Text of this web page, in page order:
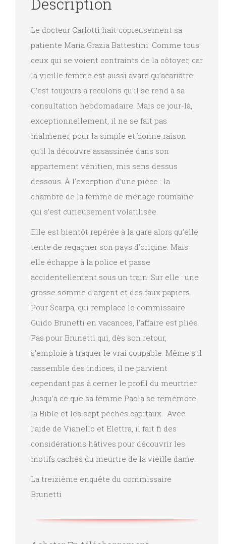
Le docteur Carlotti hait copieusement sa
patiente Maria Grazia Battestini. Comme tous
ceux qui se voient contraints de la côtoyer, car
la vieille femme est aussi avare qu’acariâtre.
C’est toujours à reculons qu’il se rend à sa
consultation hebdomadaire. Mais ce jour-là,
exceptionnellement, il ne se fait pas
malmener, pour la simple et bonne raison
qu’il la découvre assassinée dans son
appartement vénitien, mis sens dessus
dessous. À l’exception d’une pièce : la
chambre de la femme de ménage roumaine
qui s’est curieusement volatilisée.
Elle est bientôt repérée à la gare alors qu’elle
tente de regagner son pays d’origine. Mais
elle échappe à la police et passe
accidentellement sous un train. Sur elle : une
grosse somme d’argent et des faux papiers.
Pour Scarpa, qui remplace le commissaire
Guido Brunetti en vacances, l’affaire est pliée.
Pas pour Brunetti qui, dès son retour,
s’emploie à traquer le vrai coupable. Même s’il
rassemble des indices, il ne parvient
cependant pas à cerner le profil du meurtrier.
Jusqu’à ce que sa femme Paola se remémore
la Bible et les sept péchés capitaux. Avec
l’aide de Vianello et Elettra, il fait fi des
considérations hâtives pour découvrir les
motifs cachés du meurtre de la vieille dame.
La treizième enquête du commissaire
Brunetti